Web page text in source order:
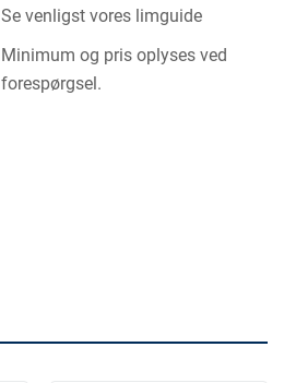
Se venligst vores limguide
Minimum og pris oplyses ved
forespørgsel.